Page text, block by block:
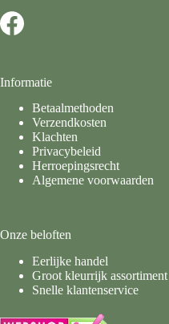
Informatie
Betaalmethoden
Verzendkosten
Klachten
Privacybeleid
Herroepingsrecht
Algemene voorwaarden
Onze beloften
Eerlijke handel
Groot kleurrijk assortiment
Snelle klantenservice